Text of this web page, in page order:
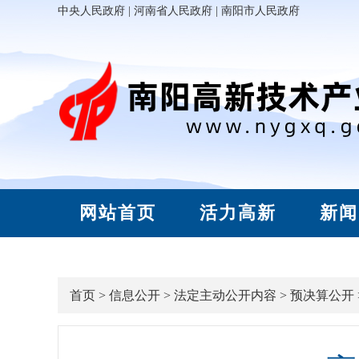
中央人民政府 河南省人民政府 南阳市人民政府
网站首页 活力高新 新
首页 > 信息公开 > 法定主动公开内容 > 预决算公开